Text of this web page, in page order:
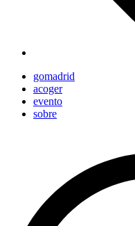
gomadrid
acoger
evento
sobre